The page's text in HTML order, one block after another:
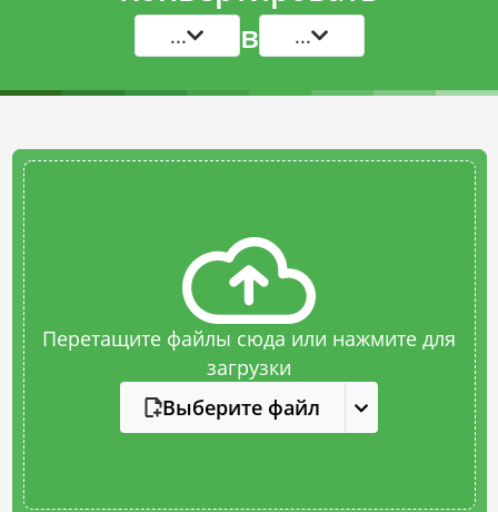
... в ...
Перетащите файлы сюда или нажмите для
загрузки
Выберите файл